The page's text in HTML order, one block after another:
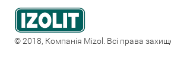
© 2018, Компанія Mizol. Всі права